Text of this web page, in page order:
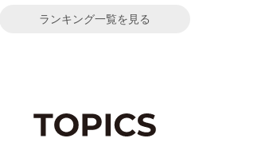
ランキング一覧を見る